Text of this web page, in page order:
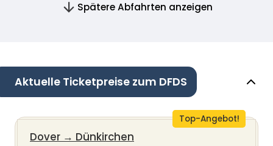
Spätere Abfahrten anzeigen
Aktuelle Ticketpreise zum DFDS
Top-Angebot!
Dover → Dünkirchen